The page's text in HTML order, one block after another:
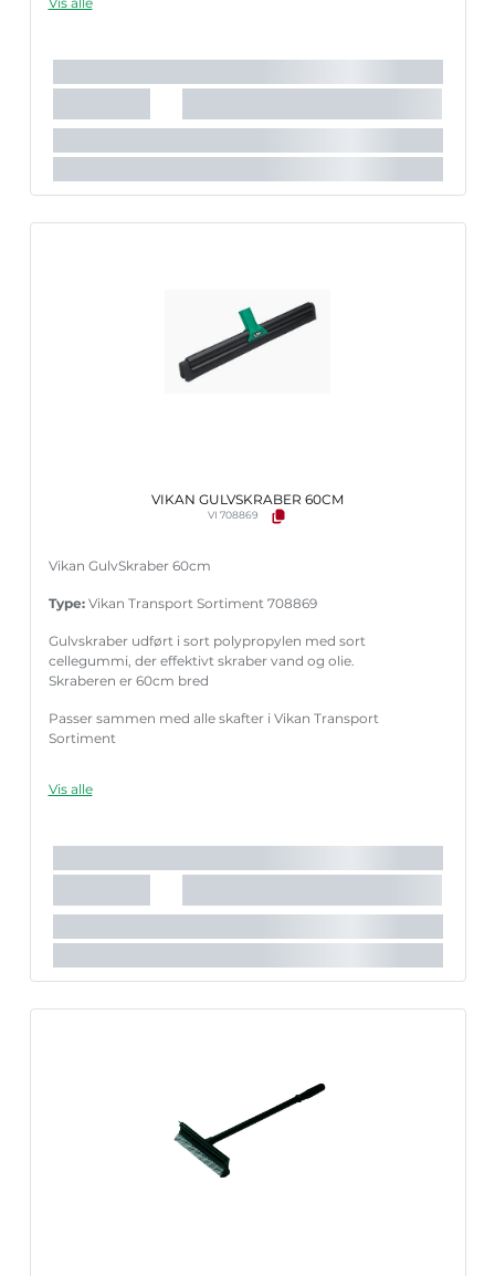
VIKAN GULVSKRABER 60CM
VI 708869
Vikan GulvSkraber 60cm
Type:Vikan Transport Sortiment 708869
Gulvskraber udført i sort polypropylen med sort
cellegummi, der effektivt skraber vand og olie.
Skraberen er 60cm bred
Passer sammen med alle skafter i Vikan Transport
Sortiment
Vis alle